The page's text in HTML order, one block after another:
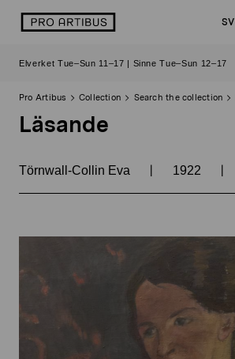
logo SV
Elverket Tue–Sun 11–17 | Sinne Tue–Sun 12–17
Pro Artibus Collection Search the collection
Läsande
Törnwall-Collin Eva | 1922 |